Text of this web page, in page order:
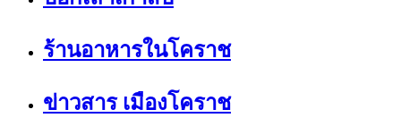
ร้านอาหารในโคราช
ข่าวสาร เมืองโคราช